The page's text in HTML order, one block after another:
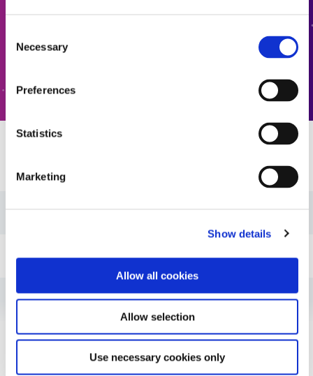
Selection
Necessary
Preferences
Statistics
Marketing
Show details
Allow all cookies
Allow selection
Use necessary cookies only
가이드: 에너지(아시아|EN)
가이드: 에너지(유럽|EN)
가이드: 광중합 장비(EN)
VIEW MORE